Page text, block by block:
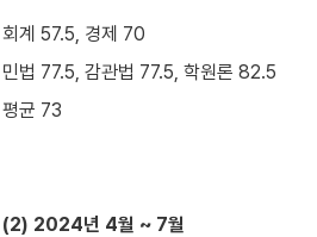
회계 57.5, 경제 70
민법 77.5, 감관법 77.5, 학원론 82.5
평균 73
(2) 2024년 4월 ~ 7월